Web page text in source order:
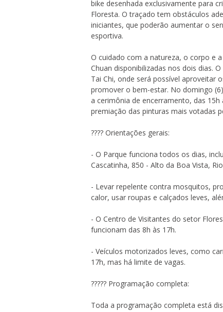
bike desenhada exclusivamente para
Floresta. O traçado tem obstáculos
iniciantes, que poderão aumentar o
esportiva.
O cuidado com a natureza, o corpo e
Chuan disponibilizadas nos dois dias.
Tai Chi, onde será possível aproveitar
promover o bem-estar. No domingo
a cerimônia de encerramento, das
premiação das pinturas mais votadas
???? Orientações gerais:
- O Parque funciona todos os dias,
Cascatinha, 850 - Alto da Boa Vista,
- Levar repelente contra mosquitos,
calor, usar roupas e calçados leves,
- O Centro de Visitantes do setor
funcionam das 8h às 17h.
- Veículos motorizados leves, como
17h, mas há limite de vagas.
????? Programação completa:
Toda a programação completa está